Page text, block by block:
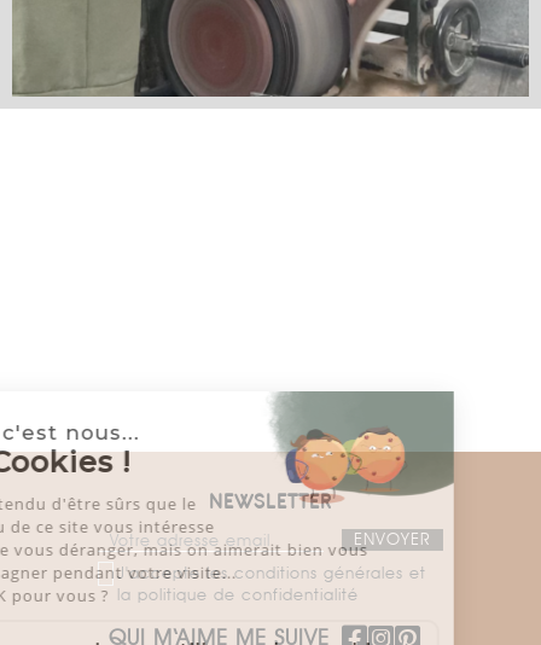
NEWSLETTER
J'accepte les conditions générales et
la politique de confidentialité
QUI M‘AIME ME SUIVE
Salut c'est nous...
les Cookies !
On a attendu d'être sûrs que le
contenu de ce site vous intéresse
avant de vous déranger, mais on aimerait bien vous
accompagner pendant votre visite...
C'est OK pour vous ?